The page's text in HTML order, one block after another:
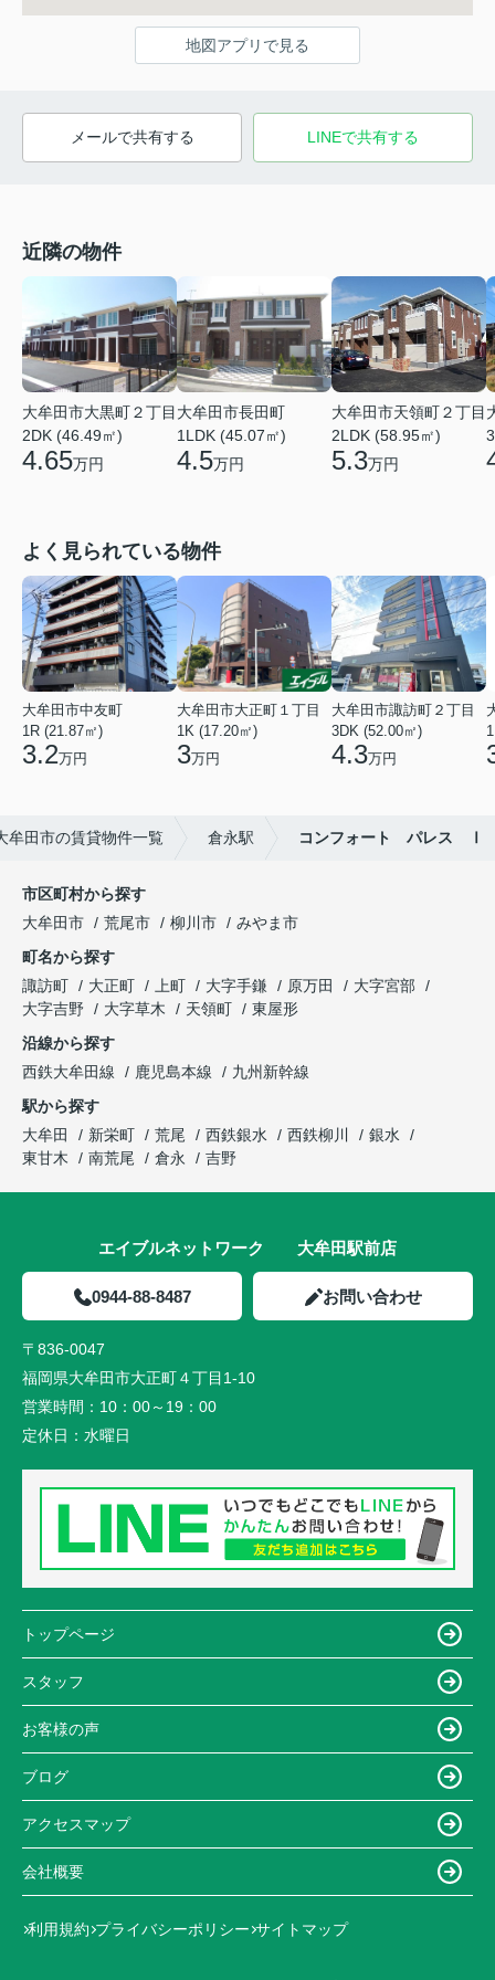
地図アプリで見る
メールで共有する LINEで共有する
近隣の物件
大牟田市大黒町２丁目
2DK (46.49㎡)
4.65万円
大牟田市長田町
1LDK (45.07㎡)
4.5万円
大牟田市天領町２丁目
2LDK (58.95㎡)
5.3万円
よく見られている物件
大牟田市中友町
1R (21.87㎡)
3.2万円
大牟田市大正町１丁目
1K (17.20㎡)
3万円
大牟田市諏訪町２丁目
3DK (52.00㎡)
4.3万円
牟田市の賃貸物件一覧 倉永駅 コンフォート パレス Ⅰ
市区町村から探す
大牟田市
荒尾市 柳川市
みやま市
町名から探す
諏訪町
大正町 上町 大字手鎌 原万田
大字宮部
大字吉野
大字草木 天領町
東屋形
沿線から探す
西鉄大牟田線
鹿児島本線
九州新幹線
駅から探す
大牟田
新栄町 荒尾 西鉄銀水 西鉄柳川
銀水
東甘木
南荒尾 倉永 吉野
エイブルネットワーク 大牟田駅前店
0944-88-8487 お問い合わせ
〒836-0047
福岡県大牟田市大正町４丁目1-10
営業時間： 10：00～19：00
定休日： 水曜日
トップページ
スタッフ
お客様の声
ブログ
アクセスマップ
会社概要
利用規約 プライバシーポリシー サイトマップ